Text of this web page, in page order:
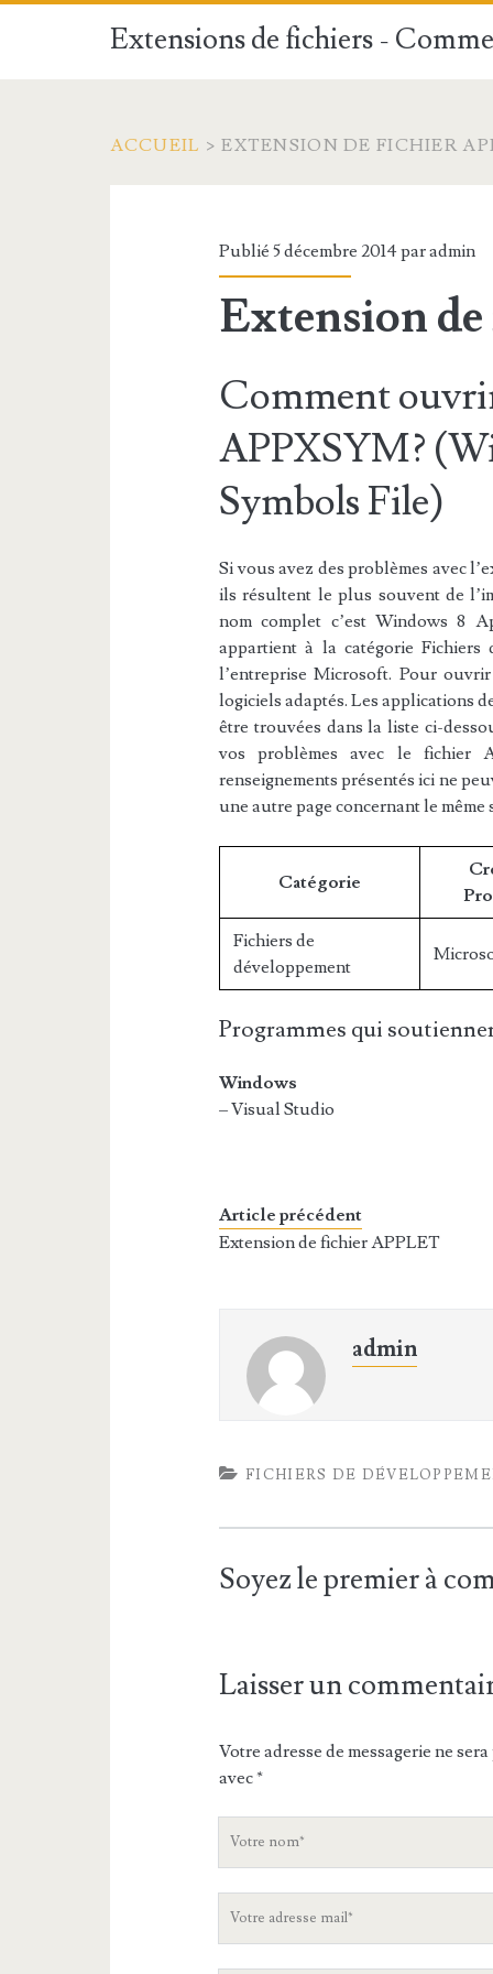
Extensions de fichiers -
ACCUEIL > EXTENSION DE FICHIER
Publié 5 décembre 2014 paradmin
Extension
Comment
APPXSYM?
Symbols File)
Si vous avez des problèmes avec
ils résultent le plus souvent de
nom complet c’est Windows 8
appartient à la catégorie
l’entreprise Microsoft. Pour
logiciels adaptés. Les applications
être trouvées dans la liste ci-
vos problèmes avec le fichier
renseignements présentés ici ne
une autre page concernant le même
Catégorie
Fichiers de
développement
Programmes qui
Windows
– Visual Studio
Article précédent
Extension de fichier APPLET
admin
FICHIERS DE
Soyez le premier à
Laisser un
Votre adresse de messagerie ne
avec*
V
n
V